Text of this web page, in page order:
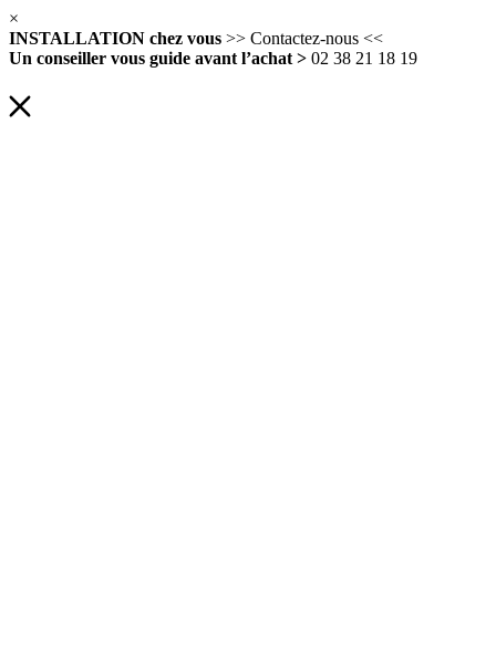
×
INSTALLATION chez vous >> Contactez-nous <<
Un conseiller vous guide avant l’achat > 02 38 21 18 19